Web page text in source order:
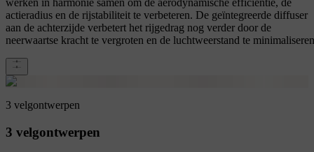
werken in harmonie samen om de aerodynamische efficiëntie, de
actieradius en de rijstabiliteit te verbeteren. De geïntegreerde diffuser
aan de achterzijde verbetert het rijgedrag nog verder door de
neerwaartse kracht te vergroten en de luchtweerstand te
3 velgontwerpen
3 velgontwerpen